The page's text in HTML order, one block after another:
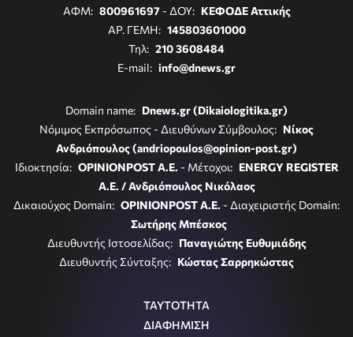
ΑΦΜ: 800961697- ΔΟΥ: ΚΕΦΟΔΕ Αττικής
ΑΡ. ΓΕΜΗ: 145803601000
Τηλ: 210 3608484
E-mail: info@dnews.gr
Domain name: Dnews.gr (Dikaiologitika.gr)
Νόμιμος Εκπρόσωπος - Διευθύνων Σύμβουλος: Νίκος
Ανδριόπουλος (andriopoulos@opinion-post.gr)
Ιδιοκτησία: OPINIONPOST A.E. - Μέτοχοι: ENERGY REGISTER
Α.Ε. / Ανδριόπουλος Νικόλαος
Δικαιούχος Domain: OPINIONPOST A.E. - Διαχειριστής Domain:
Σωτήρης Μπέσκος
Διευθυντής Ιστοσελίδας: Παναγιώτης Ευθυμιάδης
Διευθυντής Σύνταξης: Κώστας Σαρρηκώστας
ΤΑΥΤΟΤΗΤΑ
ΔΙΑΦΗΜΙΣΗ